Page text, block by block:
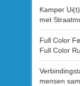
Kamper
met
Full Color
Full Color
mensen